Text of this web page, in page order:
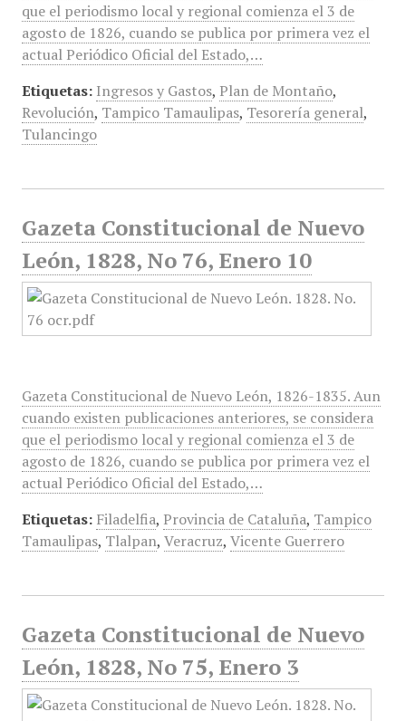
que el periodismo local y regional comienza el 3 de
agosto de 1826, cuando se publica por primera vez el
actual Periódico Oficial del Estado,…
Etiquetas: Ingresos y Gastos, Plan de Montaño,
Revolución, Tampico Tamaulipas, Tesorería general,
Tulancingo
Gazeta Constitucional de Nuevo
León, 1828, No 76, Enero 10
Gazeta Constitucional de Nuevo León, 1826-1835. Aun
cuando existen publicaciones anteriores, se considera
que el periodismo local y regional comienza el 3 de
agosto de 1826, cuando se publica por primera vez el
actual Periódico Oficial del Estado,…
Etiquetas: Filadelfia, Provincia de Cataluña, Tampico
Tamaulipas, Tlalpan, Veracruz, Vicente Guerrero
Gazeta Constitucional de Nuevo
León, 1828, No 75, Enero 3